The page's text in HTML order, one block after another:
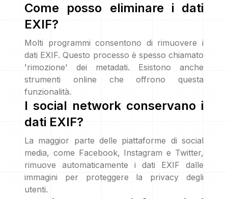
Come posso eliminare i dati
EXIF?
Molti programmi consentono di rimuovere i
dati EXIF. Questo processo è spesso chiamato
'rimozione' dei metadati. Esistono anche
strumenti online che offrono questa
funzionalità.
I social network conservano i
dati EXIF?
La maggior parte delle piattaforme di social
media, come Facebook, Instagram e Twitter,
rimuove automaticamente i dati EXIF dalle
immagini per proteggere la privacy degli
utenti.